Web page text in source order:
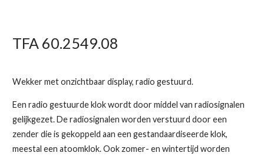
TFA 60.2549.08
Wekker met onzichtbaar display, radio gestuurd.
Een radio gestuurde klok wordt door middel van radiosignalen
gelijkgezet. De radiosignalen worden verstuurd door een
zender die is gekoppeld aan een gestandaardiseerde klok,
meestal een atoomklok. Ook zomer- en wintertijd worden